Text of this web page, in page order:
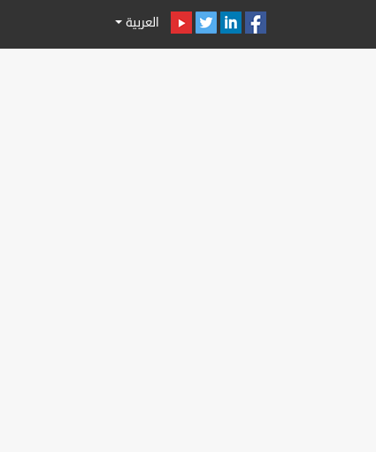
العربية